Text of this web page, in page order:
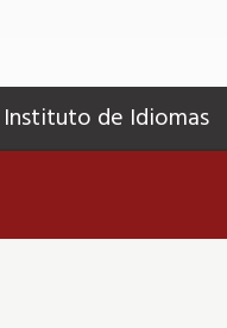
Instituto de Idiomas